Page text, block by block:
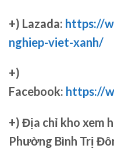
+) Lazada: https://
nghiep-viet-xanh/
+)
Facebook: https://
+) Địa chỉ kho xem
Phường Bình Trị